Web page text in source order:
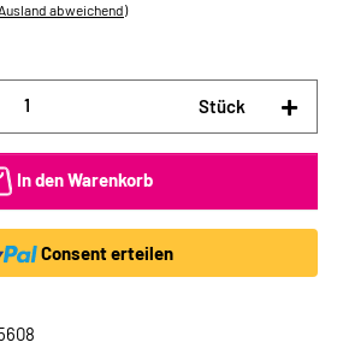
abweichend)
Stück
In den Warenkorb
Consent erteilen